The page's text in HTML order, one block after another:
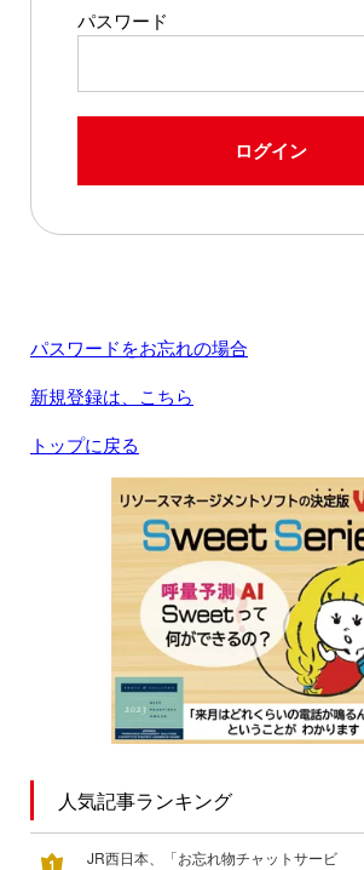
パスワード
ログイン
パスワードをお忘れの場合
新規登録は、こちら
トップに戻る
人気記事ランキング
JR西日本、「お忘れ物チャットサービ